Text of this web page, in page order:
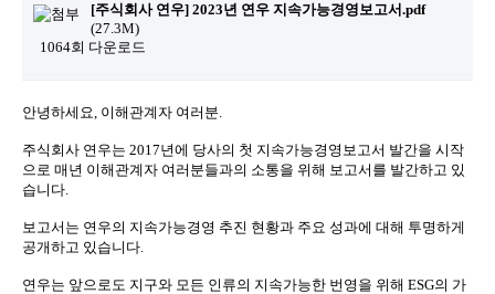
[주식회사 연우] 2023년 연우 지속가능경영보고서.pdf
(27.3M)
1064회 다운로드
안녕하세요, 이해관계자 여러분.
주식회사 연우는 2017년에 당사의 첫 지속가능경영보고서 발간을 시작
으로 매년 이해관계자 여러분들과의 소통을 위해 보고서를 발간하고 있
습니다. ​
보고서는 연우의 지속가능경영 추진 현황과 주요 성과에 대해 투명하게
공개하고 있습니다.
연우는 앞으로도 지구와 모든 인류의 지속가능한 번영을 위해 ESG의 가